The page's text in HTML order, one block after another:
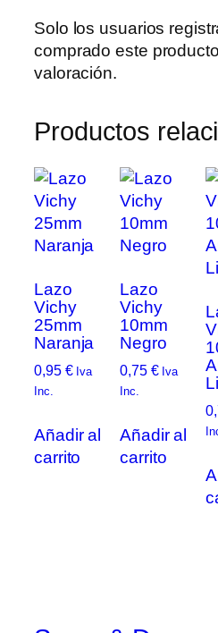
Solo los usuarios
comprado este
valoración.
Productos
Lazo
Vichy
25mm
Naranja
0,95 € Iva
Inc.
Añadir al
carrito
Lazo
Vichy
10mm
Negro
0,75 € Iva
Inc.
Añadir al
carrito